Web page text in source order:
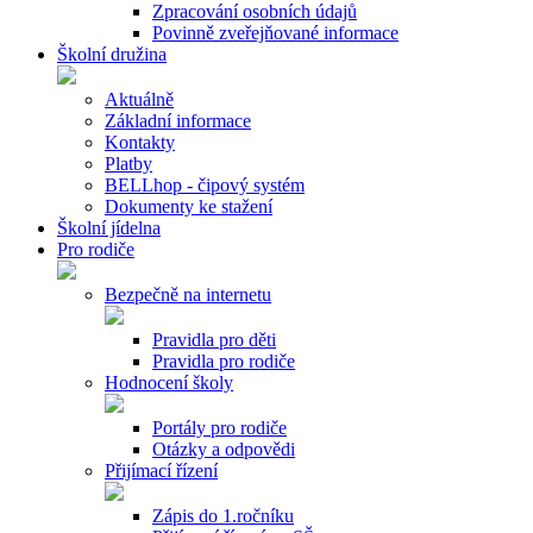
Zpracování osobních údajů
Povinně zveřejňované informace
Školní družina
Aktuálně
Základní informace
Kontakty
Platby
BELLhop - čipový systém
Dokumenty ke stažení
Školní jídelna
Pro rodiče
Bezpečně na internetu
Pravidla pro děti
Pravidla pro rodiče
Hodnocení školy
Portály pro rodiče
Otázky a odpovědi
Přijímací řízení
Zápis do 1.ročníku